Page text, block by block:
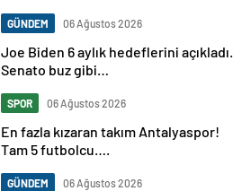
GÜNDEM 06 Ağustos 2026
Joe Biden 6 aylık hedeflerini açıkladı.
Senato buz gibi…
SPOR 06 Ağustos 2026
En fazla kızaran takım Antalyaspor!
Tam 5 futbolcu….
GÜNDEM 06 Ağustos 2026